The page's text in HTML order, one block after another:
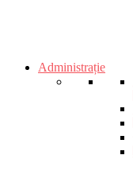
Administrație